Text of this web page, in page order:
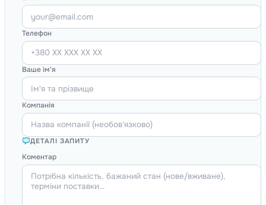
Телефон
Ваше ім'я
Компанія
ДЕТАЛІ ЗАПИТУ
Коментар